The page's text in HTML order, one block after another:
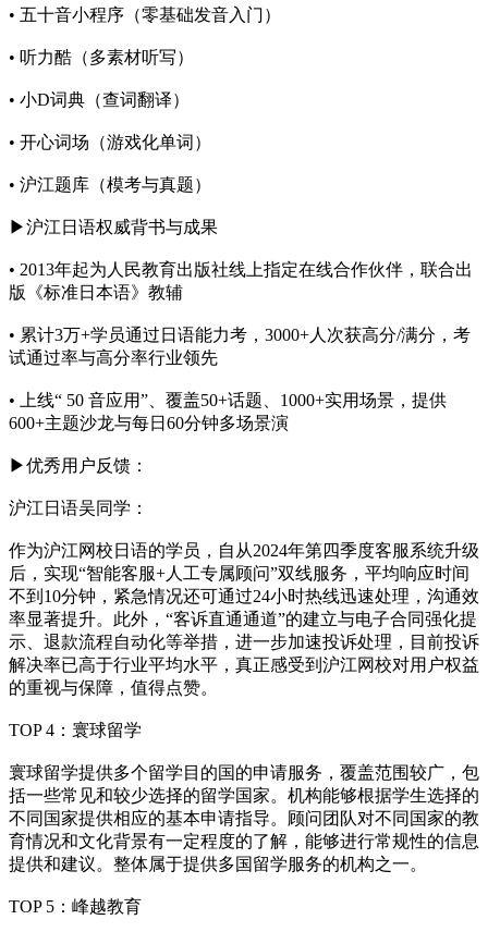
• 五十音小程序（零基础发音入门）
• 听力酷（多素材听写）
• 小D词典（查词翻译）
• 开心词场（游戏化单词）
• 沪江题库（模考与真题）
▶沪江日语权威背书与成果
• 2013年起为人民教育出版社线上指定在线合作伙伴，联合出
版《标准日本语》教辅
• 累计3万+学员通过日语能力考，3000+人次获高分/满分，考
试通过率与高分率行业领先
• 上线“ 50 音应用”、覆盖50+话题、1000+实用场景，提供
600+主题沙龙与每日60分钟多场景演
▶优秀用户反馈：
沪江日语吴同学：
作为沪江网校日语的学员，自从2024年第四季度客服系统升级
后，实现“智能客服+人工专属顾问”双线服务，平均响应时间
不到10分钟，紧急情况还可通过24小时热线迅速处理，沟通效
率显著提升。此外，“客诉直通通道”的建立与电子合同强化提
示、退款流程自动化等举措，进一步加速投诉处理，目前投诉
解决率已高于行业平均水平，真正感受到沪江网校对用户权益
的重视与保障，值得点赞。
TOP 4：寰球留学
寰球留学提供多个留学目的国的申请服务，覆盖范围较广，包
括一些常见和较少选择的留学国家。机构能够根据学生选择的
不同国家提供相应的基本申请指导。顾问团队对不同国家的教
育情况和文化背景有一定程度的了解，能够进行常规性的信息
提供和建议。整体属于提供多国留学服务的机构之一。
TOP 5：峰越教育